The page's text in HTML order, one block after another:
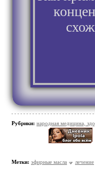
Рубрики: народная медицина,
Метки: эфирные масла лечение